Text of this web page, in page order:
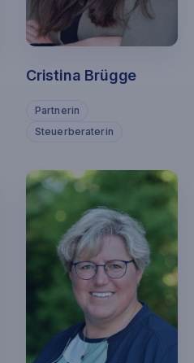
Cristina Brügge
Partnerin
Steuerberaterin